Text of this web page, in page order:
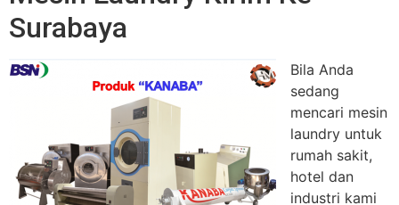
Surabaya
Bila Anda
sedang
mencari mesin
laundry untuk
rumah sakit,
hotel dan
industri kami